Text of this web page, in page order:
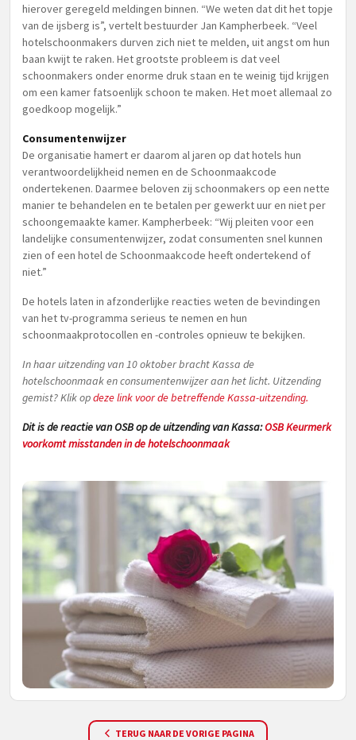
hierover geregeld meldingen binnen. “We weten dat dit het topje
van de ijsberg is”, vertelt bestuurder Jan Kampherbeek. “Veel
hotelschoonmakers durven zich niet te melden, uit angst om hun
baan kwijt te raken. Het grootste probleem is dat veel
schoonmakers onder enorme druk staan en te weinig tijd krijgen
om een kamer fatsoenlijk schoon te maken. Het moet allemaal zo
goedkoop mogelijk.”
Consumentenwijzer
De organisatie hamert er daarom al jaren op dat hotels hun
verantwoordelijkheid nemen en de Schoonmaakcode
ondertekenen. Daarmee beloven zij schoonmakers op een nette
manier te behandelen en te betalen per gewerkt uur en niet per
schoongemaakte kamer. Kampherbeek: “Wij pleiten voor een
landelijke consumentenwijzer, zodat consumenten snel kunnen
zien of een hotel de Schoonmaakcode heeft ondertekend of
niet.”
De hotels laten in afzonderlijke reacties weten de bevindingen
van het tv-programma serieus te nemen en hun
schoonmaakprotocollen en -controles opnieuw te bekijken.
In haar uitzending van 10 oktober bracht Kassa de
hotelschoonmaak en consumentenwijzer aan het licht. Uitzending
gemist? Klik opdeze link voor de betreffende Kassa-uitzending.
Dit is de reactie van OSB op de uitzending van Kassa:OSB Keurmerk
voorkomt misstanden in de hotelschoonmaak
TERUG NAAR DE VORIGE PAGINA